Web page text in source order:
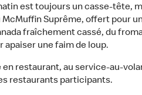
est toujours un casse-tête,
Suprême, offert pour
fraîchement cassé, du
apaiser une faim de loup.
restaurant, au service-au-
restaurants participants.